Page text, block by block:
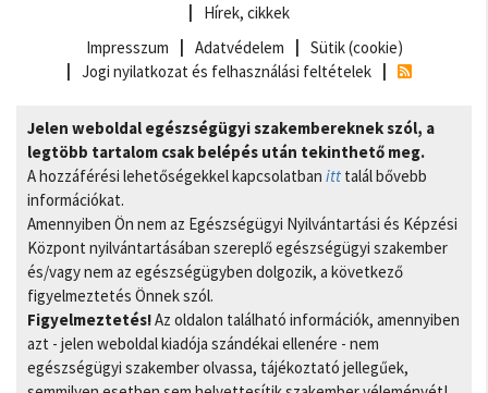
Hírek, cikkek
Impresszum
Adatvédelem
Sütik (cookie)
Jogi nyilatkozat és felhasználási feltételek
Jelen weboldal egészségügyi szakembereknek szól, a
legtöbb tartalom csak belépés után tekinthető meg.
A hozzáférési lehetőségekkel kapcsolatban itt talál bővebb
információkat.
Amennyiben Ön nem az Egészségügyi Nyilvántartási és Képzési
Központ nyilvántartásában szereplő egészségügyi szakember
és/vagy nem az egészségügyben dolgozik, a következő
figyelmeztetés Önnek szól.
Figyelmeztetés!Az oldalon található információk, amennyiben
azt - jelen weboldal kiadója szándékai ellenére - nem
egészségügyi szakember olvassa, tájékoztató jellegűek,